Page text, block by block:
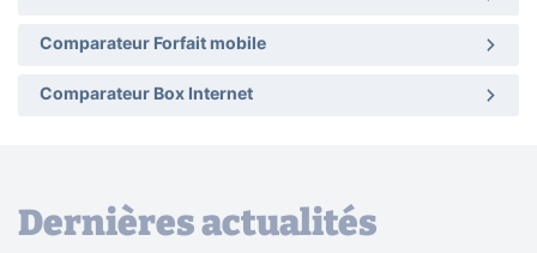
Comparateur Forfait mobile
Comparateur Box Internet
Dernières actualités